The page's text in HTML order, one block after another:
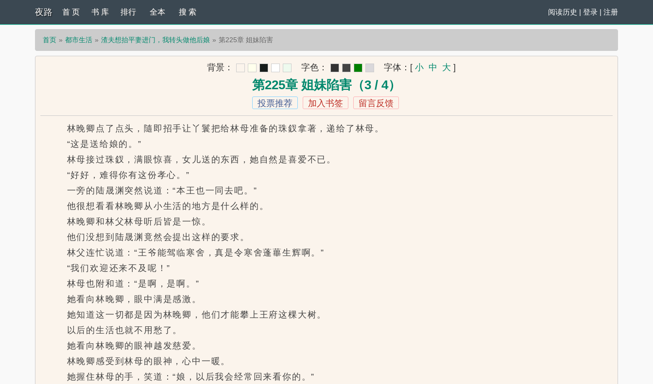
夜路 阅读历史 | 登录 | 注册
首 页 书 库 排行 全本 搜 索
首页 都市生活 渣夫想抬平妻进门，我转头做他后娘 第225章 姐妹陷害
背景： 字色： 字体： [ 小 中 大 ]
第225章 姐妹陷害（3 / 4）
投票推荐 加入书签 留言反馈
林晚卿点了点头，隨即招手让丫鬟把给林母准备的珠釵拿著，递给了林母。
“这是送给娘的。”
林母接过珠釵，满眼惊喜，女儿送的东西，她自然是喜爱不已。
“好好，难得你有这份孝心。”
一旁的陆晟渊突然说道：“本王也一同去吧。”
他很想看看林晚卿从小生活的地方是什么样的。
林晚卿和林父林母听后皆是一惊。
他们没想到陆晟渊竟然会提出这样的要求。
林父连忙说道：“王爷能驾临寒舍，真是令寒舍蓬蓽生辉啊。”
“我们欢迎还来不及呢！”
林母也附和道：“是啊，是啊。”
她看向林晚卿，眼中满是感激。
她知道这一切都是因为林晚卿，他们才能攀上王府这棵大树。
以后的生活也就不用愁了。
她看向林晚卿的眼神越发慈爱。
林晚卿感受到林母的眼神，心中一暖。
她握住林母的手，笑道：“娘，以后我会经常回来看你的。”